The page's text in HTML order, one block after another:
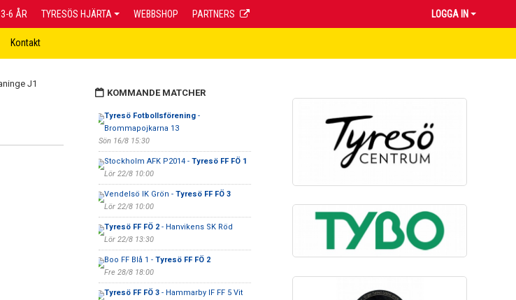
3-6 ÅR TYRESÖS HJÄRTA WEBBSHOP PARTNERS LOGGA IN
Kontakt
KOMMANDE MATCHER
Tyresö Fotbollsförening-
Brommapojkarna 13
Sön 16/8 15:30
Stockholm AFK P2014 - Tyresö FF FÖ 1
Lör 22/8 10:00
Vendelsö IK Grön - Tyresö FF FÖ 3
Lör 22/8 10:00
Tyresö FF FÖ 2- Hanvikens SK Röd
Lör 22/8 13:30
Boo FF Blå 1 - Tyresö FF FÖ 2
Fre 28/8 18:00
Tyresö FF FÖ 3- Hammarby IF FF 5 Vit